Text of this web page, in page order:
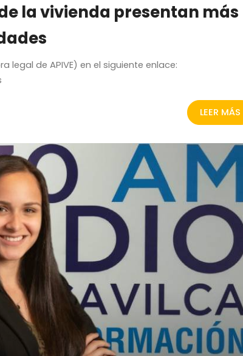
la vivienda presentan más
legal de APIVE) en el siguiente enlace:
LEER MÁS